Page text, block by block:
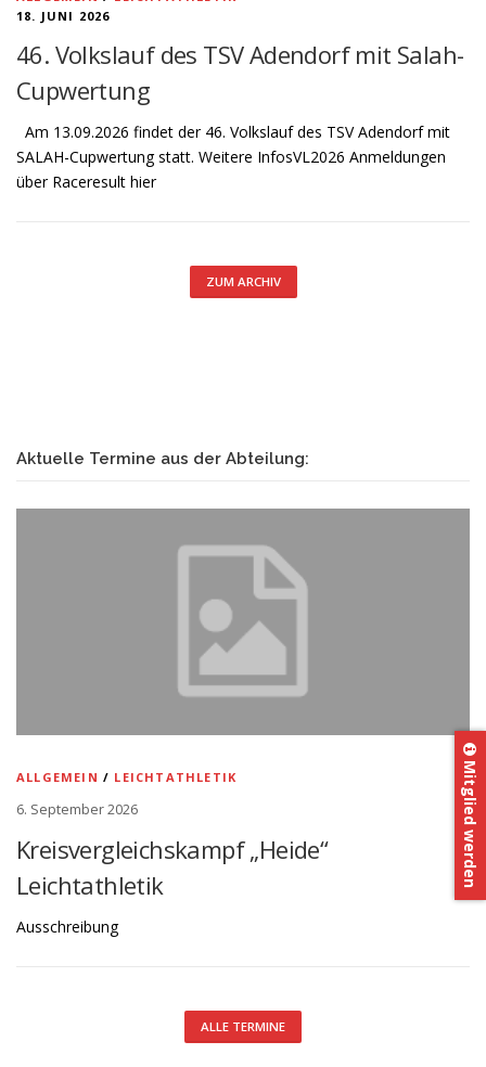
18. JUNI 2026
46. Volkslauf des TSV Adendorf mit Salah-
Cupwertung
Am 13.09.2026 findet der 46. Volkslauf des TSV Adendorf mit
SALAH-Cupwertung statt. Weitere InfosVL2026 Anmeldungen
über Raceresult hier
ZUM ARCHIV
Aktuelle Termine aus der Abteilung:
ALLGEMEIN / LEICHTATHLETIK
6. September 2026
Kreisvergleichskampf „Heide“
Leichtathletik
Ausschreibung
ALLE TERMINE
Mitglied werden